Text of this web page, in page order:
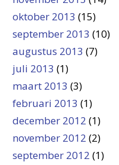
oktober 2013 (15)
september 2013 (10)
augustus 2013 (7)
juli 2013 (1)
maart 2013 (3)
februari 2013 (1)
december 2012 (1)
november 2012 (2)
september 2012 (1)